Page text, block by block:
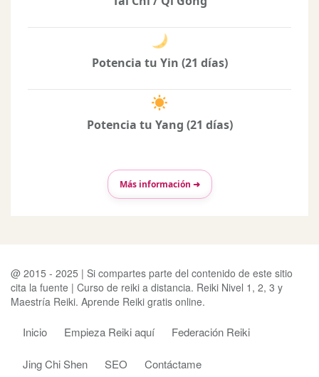
Potencia tu Yin (21 días)
Potencia tu Yang (21 días)
Más información ➜
@ 2015 - 2025 | Si compartes parte del contenido de este sitio
cita la fuente | Curso de reiki a distancia. Reiki Nivel 1, 2, 3 y
Maestría Reiki. Aprende Reiki gratis online.
Inicio Empieza Reiki aquí Federación Reiki
Jing Chi Shen SEO Contáctame